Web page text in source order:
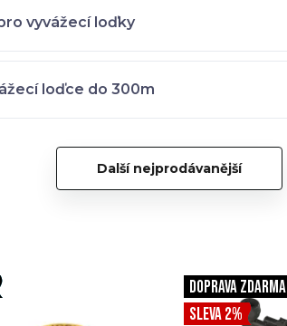
vyvážecí loďky
loďce do 300m
Další nejprodávanější
DOPRAVA ZDARMA
SLEVA 2%